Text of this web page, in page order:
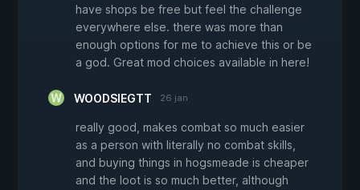
have shops be free but feel the challenge
everywhere else. there was more than
enough options for me to achieve this or be
a god. Great mod choices available in here!
WOODSIEGTT 26 jan
really good, makes combat so much easier
as a person with literally no combat skills,
and buying things in hogsmeade is cheaper
and the loot is so much better, although